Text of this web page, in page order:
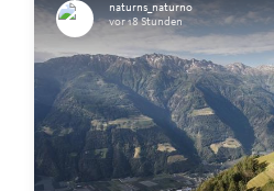
naturns_naturno
vor 18 Stunden